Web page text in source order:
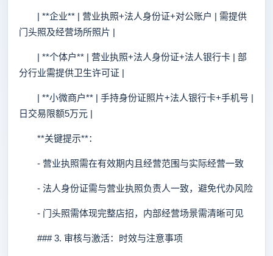
| **企业** | 营业执照+法人身份证+对公账户 | 需提供
门头照及经营场所照片 |
| **个体户** | 营业执照+法人身份证+法人银行卡 | 部
分行业需提供卫生许可证 |
| **小微商户** | 手持身份证照片+法人银行卡+手机号 |
日交易限额5万元 |
**关键提示**：
- 营业执照需在有效期内且经营范围与实际经营一致
- 法人身份证需与营业执照负责人一致，避免代办风险
- 门头照需体现完整店招，内部经营场景需清晰可见
### 3. 审核与激活：时效与注意事项